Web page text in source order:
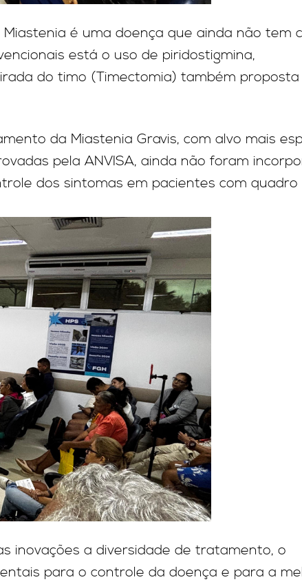
é uma doença que ainda não tem
está o uso de piridostigmina,
do timo (Timectomia) também
da Miastenia Gravis, com alvo mais
pela ANVISA, ainda não foram
dos sintomas em pacientes com quadro
inovações a diversidade de tratamento, o
para o controle da doença e para a